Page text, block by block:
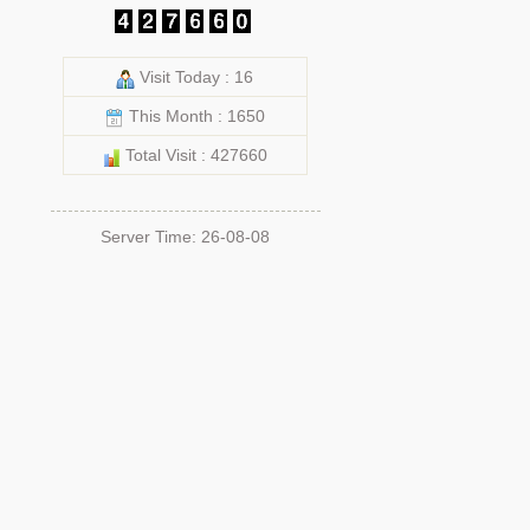
Visit Today : 16
This Month : 1650
Total Visit : 427660
Server Time: 26-08-08